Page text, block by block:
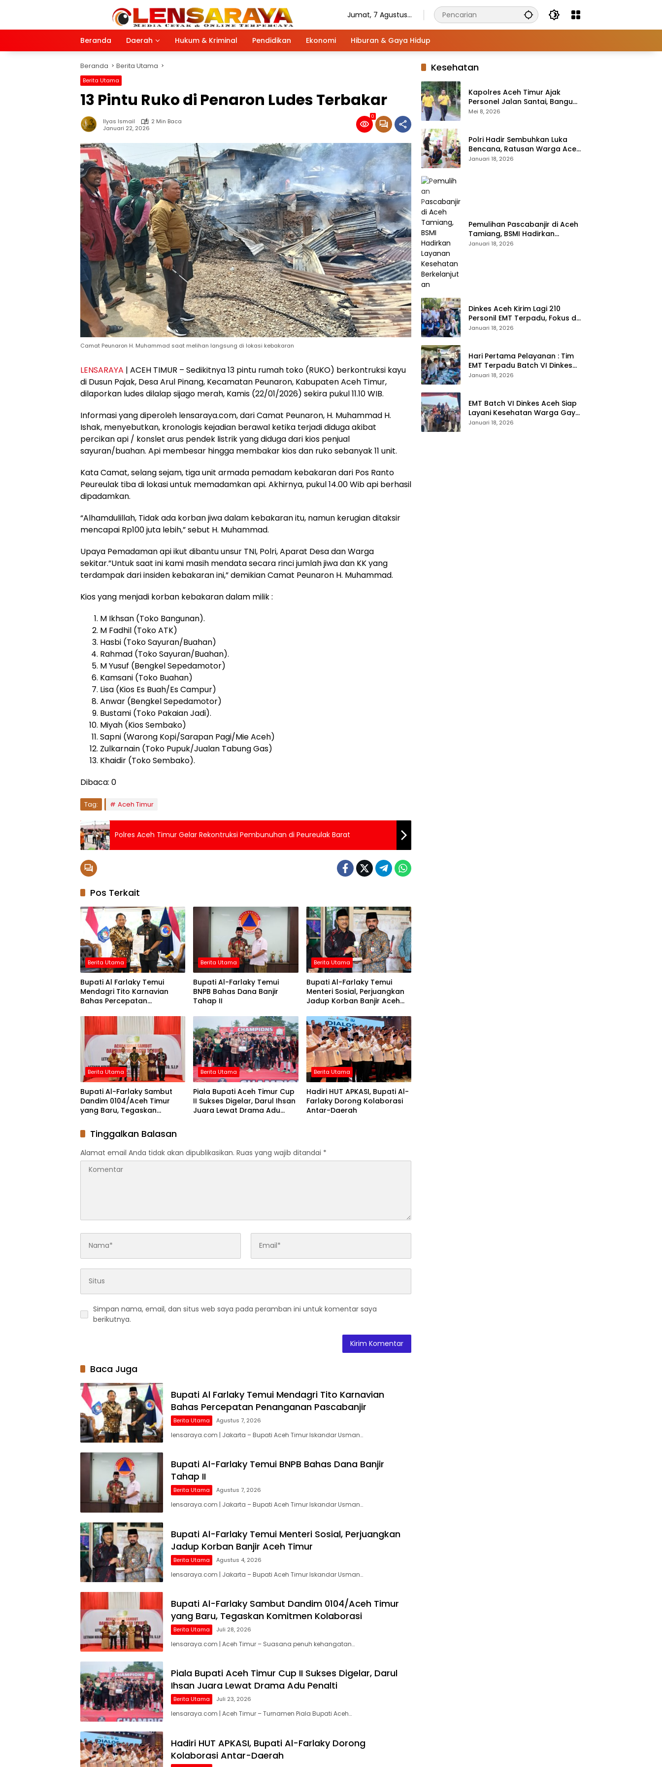
Jumat, 7 Agustus
Beranda
Daerah Hukum & Kriminal Pendidikan Ekonomi Hiburan & Gaya Hidup
Beranda Berita Utama
Berita Utama
13 Pintu Ruko di Penaron Ludes Terbakar
Ilyas Ismail
2 Min Baca
Januari 22, 2026
0
Camat Peunaron H. Muhammad saat melihan langsung di lokasi kebakaran
LENSARAYA | ACEH TIMUR – Sedikitnya 13 pintu rumah toko (RUKO) berkontruksi kayu
di Dusun Pajak, Desa Arul Pinang, Kecamatan Peunaron, Kabupaten Aceh Timur,
dilaporkan ludes dilalap sijago merah, Kamis (22/01/2026) sekira pukul 11.10 WIB.
Informasi yang diperoleh lensaraya.com, dari Camat Peunaron, H. Muhammad H.
Ishak, menyebutkan, kronologis kejadian berawal ketika terjadi diduga akibat
percikan api / konslet arus pendek listrik yang diduga dari kios penjual
sayuran/buahan. Api membesar hingga membakar kios dan ruko sebanyak 11 unit.
Kata Camat, selang sejam, tiga unit armada pemadam kebakaran dari Pos Ranto
Peureulak tiba di lokasi untuk memadamkan api. Akhirnya, pukul 14.00 Wib api berhasil
dipadamkan.
“Alhamdulillah, Tidak ada korban jiwa dalam kebakaran itu, namun kerugian ditaksir
mencapai Rp100 juta lebih,” sebut H. Muhammad.
Upaya Pemadaman api ikut dibantu unsur TNI, Polri, Aparat Desa dan Warga
sekitar.”Untuk saat ini kami masih mendata secara rinci jumlah jiwa dan KK yang
terdampak dari insiden kebakaran ini,” demikian Camat Peunaron H. Muhammad.
Kios yang menjadi korban kebakaran dalam milik :
M Ikhsan (Toko Bangunan).
M Fadhil (Toko ATK)
Hasbi (Toko Sayuran/Buahan)
Rahmad (Toko Sayuran/Buahan).
M Yusuf (Bengkel Sepedamotor)
Kamsani (Toko Buahan)
Lisa (Kios Es Buah/Es Campur)
Anwar (Bengkel Sepedamotor)
Bustami (Toko Pakaian Jadi).
Miyah (Kios Sembako)
Sapni (Warong Kopi/Sarapan Pagi/Mie Aceh)
Zulkarnain (Toko Pupuk/Jualan Tabung Gas)
Khaidir (Toko Sembako).
Dibaca: 0
Tag: Aceh Timur
Polres Aceh Timur Gelar Rekontruksi Pembunuhan di Peureulak Barat
Pos Terkait
Berita Utama
Bupati Al Farlaky Temui
Mendagri Tito Karnavian
Bahas Percepatan
Berita Utama
Bupati Al-Farlaky Temui
BNPB Bahas Dana Banjir
Tahap II
Berita Utama
Bupati Al-Farlaky Temui
Menteri Sosial, Perjuangkan
Jadup Korban Banjir Aceh
Berita Utama
Bupati Al-Farlaky Sambut
Dandim 0104/Aceh Timur
yang Baru, Tegaskan
Berita Utama
Piala Bupati Aceh Timur Cup
II Sukses Digelar, Darul Ihsan
Juara Lewat Drama Adu
Berita Utama
Hadiri HUT APKASI, Bupati Al-
Farlaky Dorong Kolaborasi
Antar-Daerah
Tinggalkan Balasan
Alamat email Anda tidak akan dipublikasikan. Ruas yang wajib ditandai *
Simpan nama, email, dan situs web saya pada peramban ini untuk komentar saya
berikutnya.
Baca Juga
Bupati Al Farlaky Temui Mendagri Tito Karnavian
Bahas Percepatan Penanganan Pascabanjir
Berita Utama Agustus 7, 2026
lensaraya.com | Jakarta – Bupati Aceh Timur Iskandar Usman…
Bupati Al-Farlaky Temui BNPB Bahas Dana Banjir
Tahap II
Berita Utama Agustus 7, 2026
lensaraya.com | Jakarta – Bupati Aceh Timur Iskandar Usman…
Bupati Al-Farlaky Temui Menteri Sosial, Perjuangkan
Jadup Korban Banjir Aceh Timur
Berita Utama Agustus 4, 2026
lensaraya.com | Jakarta – Bupati Aceh Timur Iskandar Usman…
Bupati Al-Farlaky Sambut Dandim 0104/Aceh Timur
yang Baru, Tegaskan Komitmen Kolaborasi
Berita Utama Juli 28, 2026
lensaraya.com | Aceh Timur – Suasana penuh kehangatan…
Piala Bupati Aceh Timur Cup II Sukses Digelar, Darul
Ihsan Juara Lewat Drama Adu Penalti
Berita Utama Juli 23, 2026
lensaraya.com | Aceh Timur – Turnamen Piala Bupati Aceh…
Hadiri HUT APKASI, Bupati Al-Farlaky Dorong
Kolaborasi Antar-Daerah
Kesehatan
Kapolres Aceh Timur Ajak
Personel Jalan Santai, Bangun
Semangat Sehat dan Solid
Mei 8, 2026
Polri Hadir Sembuhkan Luka
Bencana, Ratusan Warga Aceh
Tengah Terlayani Bakti
Januari 18, 2026
Pemulihan Pascabanjir di Aceh
Tamiang, BSMI Hadirkan
Layanan Kesehatan
Januari 18, 2026
Dinkes Aceh Kirim Lagi 210
Personil EMT Terpadu, Fokus di
Tujuh Kabupaten
Januari 18, 2026
Hari Pertama Pelayanan : Tim
EMT Terpadu Batch VI Dinkes
Aceh Jangkau Wilayah
Januari 18, 2026
EMT Batch VI Dinkes Aceh Siap
Layani Kesehatan Warga Gayo
Lues, Ini Lokasi Yang Akan
Januari 18, 2026